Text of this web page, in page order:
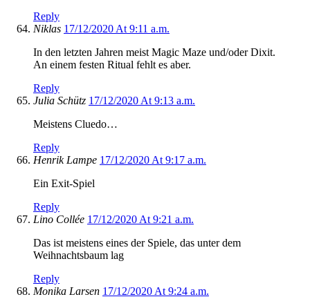
Reply
Niklas 17/12/2020 At 9:11 a.m.
In den letzten Jahren meist Magic Maze und/oder Dixit.
An einem festen Ritual fehlt es aber.
Reply
Julia Schütz 17/12/2020 At 9:13 a.m.
Meistens Cluedo…
Reply
Henrik Lampe 17/12/2020 At 9:17 a.m.
Ein Exit-Spiel
Reply
Lino Collée 17/12/2020 At 9:21 a.m.
Das ist meistens eines der Spiele, das unter dem
Weihnachtsbaum lag
Reply
Monika Larsen 17/12/2020 At 9:24 a.m.